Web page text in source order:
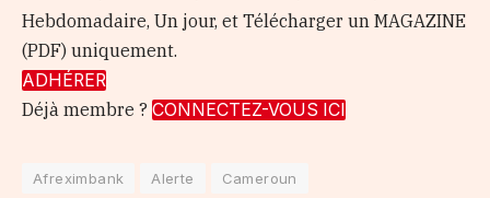
Hebdomadaire, Un jour, et Télécharger un MAGAZINE
(PDF) uniquement.
ADHÉRER
Déjà membre ? CONNECTEZ-VOUS ICI
Afreximbank Alerte Cameroun